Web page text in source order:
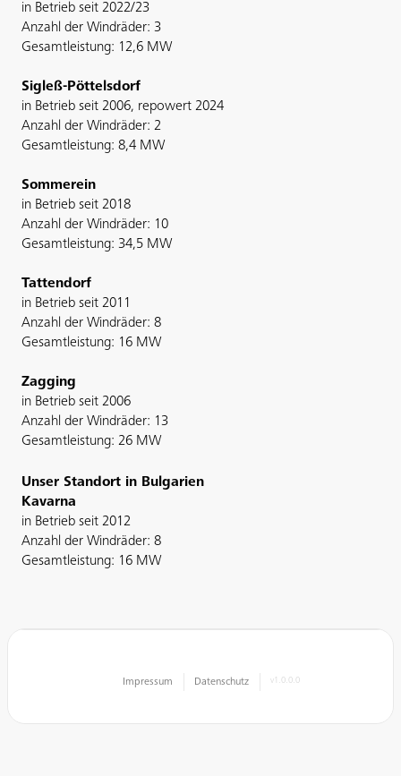
in Betrieb seit 2022/23
Anzahl der Windräder: 3
Gesamtleistung: 12,6 MW
Sigleß-Pöttelsdorf
in Betrieb seit 2006, repowert 2024
Anzahl der Windräder: 2
Gesamtleistung: 8,4 MW
Sommerein
in Betrieb seit 2018
Anzahl der Windräder: 10
Gesamtleistung: 34,5 MW
Tattendorf
in Betrieb seit 2011
Anzahl der Windräder: 8
Gesamtleistung: 16 MW
Zagging
in Betrieb seit 2006
Anzahl der Windräder: 13
Gesamtleistung: 26 MW
Unser Standort in Bulgarien
Kavarna
in Betrieb seit 2012
Anzahl der Windräder: 8
Gesamtleistung: 16 MW
Impressum Datenschutz v1.0.0.0